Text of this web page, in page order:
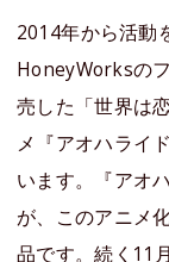
2014年から活動
HoneyWorksの
売した「世界は
メ『アオハライ
います。『アオ
が、このアニメ
品です。続く11